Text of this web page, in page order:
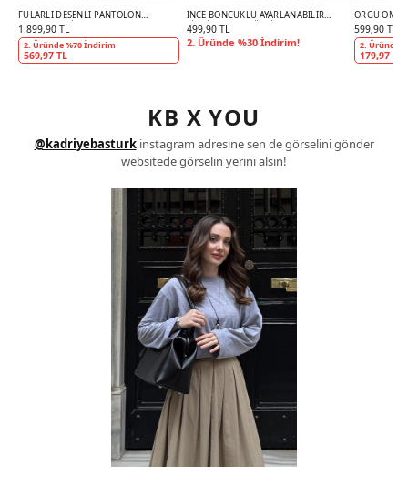
FULARLI DESENLI PANTOLON
KAHVERENGI
1.899,90 TL
2. Üründe %70 İndirim
569,97 TL
İNCE BONCUKLU AYARLANABILIR
ZINCIR KOLYE GÜMÜŞ
499,90 TL
2. Üründe %30 İndirim!
ÖRGÜ
599,90 TL
2. Üründe
179,97 TL
KB X YOU
@kadriyebasturk instagram adresine sen de görselini gönder
websitede görselin yerini alsın!